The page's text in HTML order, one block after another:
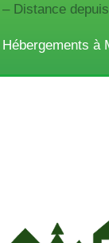
– Distance
Hébergements à